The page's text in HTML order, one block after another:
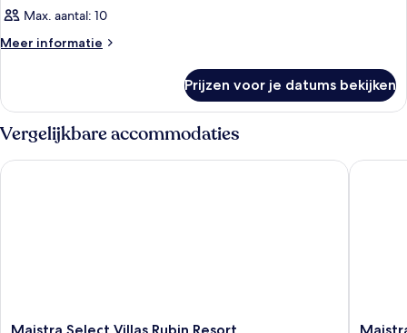
Max. aantal: 10
Meer informatie
Meer
Prijzen voor je datums bekijken
Vergelijkbare accommodaties
Maistra
Maistra Select Villas Rubin Resort
Maistra Select Villas Rubin Resort
Maistra
Maistra